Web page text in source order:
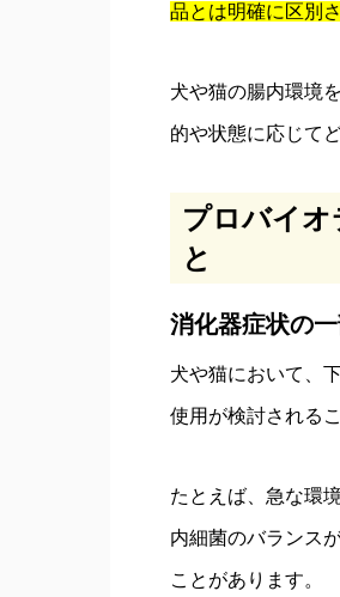
品とは明確に区別
犬や猫の腸内環境
的や状態に応じて
プロバイ
と
消化器症状の
犬や猫において、
使用が検討される
たとえば、急な環
内細菌のバランス
ことがあります。